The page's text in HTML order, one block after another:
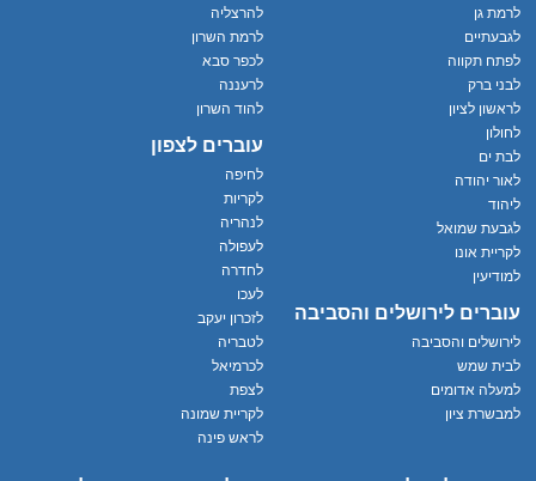
לרמת גן
לגבעתיים
לפתח תקווה
לבני ברק
לראשון לציון
לחולון
לבת ים
לאור יהודה
ליהוד
לגבעת שמואל
לקריית אונו
למודיעין
עוברים לירושלים והסביבה
לירושלים והסביבה
לבית שמש
למעלה אדומים
למבשרת ציון
להרצליה
לרמת השרון
לכפר סבא
לרעננה
להוד השרון
עוברים לצפון
לחיפה
לקריות
לנהריה
לעפולה
לחדרה
לעכו
לזכרון יעקב
לטבריה
לכרמיאל
לצפת
לקריית שמונה
לראש פינה